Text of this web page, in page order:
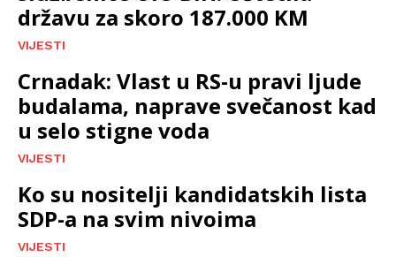
državu za skoro 187.000 KM
VIJESTI
Crnadak: Vlast u RS-u pravi ljude
budalama, naprave svečanost kad
u selo stigne voda
VIJESTI
Ko su nositelji kandidatskih lista
SDP-a na svim nivoima
VIJESTI